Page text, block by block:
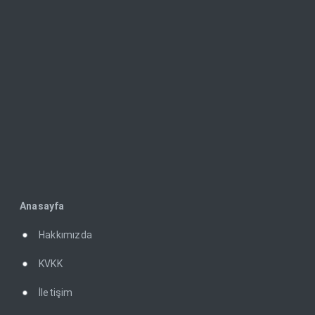
Anasayfa
Hakkımızda
KVKK
İletişim